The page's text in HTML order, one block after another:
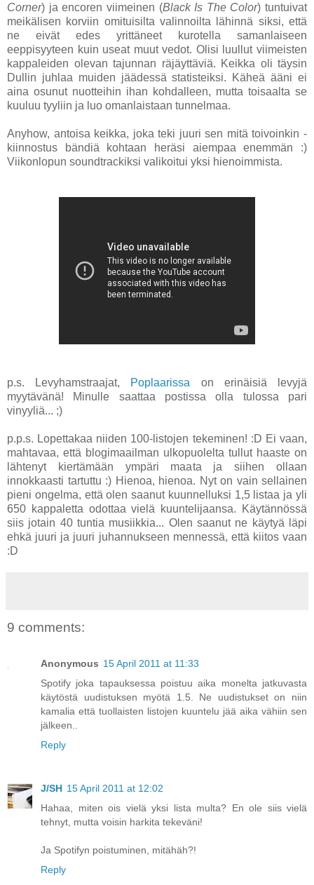
Corner) ja encoren viimeinen (Black Is The Color) tuntuivat
meikälisen korviin omituisilta valinnoilta lähinnä siksi, että
ne eivät edes yrittäneet kurotella samanlaiseen
eeppisyyteen kuin useat muut vedot. Olisi luullut viimeisten
kappaleiden olevan tajunnan räjäyttäviä. Keikka oli täysin
Dullin juhlaa muiden jäädessä statisteiksi. Käheä ääni ei
aina osunut nuotteihin ihan kohdalleen, mutta toisaalta se
kuuluu tyyliin ja luo omanlaistaan tunnelmaa.
Anyhow, antoisa keikka, joka teki juuri sen mitä toivoinkin -
kiinnostus bändiä kohtaan heräsi aiempaa enemmän :)
Viikonlopun soundtrackiksi valikoitui yksi hienoimmista.
p.s. Levyhamstraajat, Poplaarissa on erinäisiä levyjä
myytävänä! Minulle saattaa postissa olla tulossa pari
vinyyliä... ;)
p.p.s. Lopettakaa niiden 100-listojen tekeminen! :D Ei vaan,
mahtavaa, että blogimaailman ulkopuolelta tullut haaste on
lähtenyt kiertämään ympäri maata ja siihen ollaan
innokkaasti tartuttu :) Hienoa, hienoa. Nyt on vain sellainen
pieni ongelma, että olen saanut kuunnelluksi 1,5 listaa ja yli
650 kappaletta odottaa vielä kuuntelijaansa. Käytännössä
siis jotain 40 tuntia musiikkia... Olen saanut ne käytyä läpi
ehkä juuri ja juuri juhannukseen mennessä, että kiitos vaan
:D
9 comments:
Anonymous 15 April 2011 at 11:33
Spotify joka tapauksessa poistuu aika monelta jatkuvasta
käytöstä uudistuksen myötä 1.5. Ne uudistukset on niin
kamalia että tuollaisten listojen kuuntelu jää aika vähiin sen
jälkeen..
Reply
J/SH 15 April 2011 at 12:02
Hahaa, miten ois vielä yksi lista multa? En ole siis vielä
tehnyt, mutta voisin harkita tekeväni!
Ja Spotifyn poistuminen, mitähäh?!
Reply